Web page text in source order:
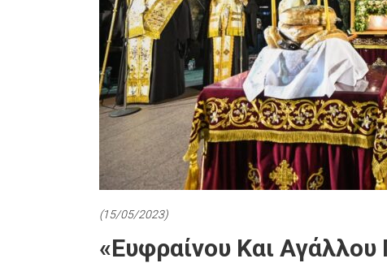
(15/05/2023)
«Ευφραίνου Και